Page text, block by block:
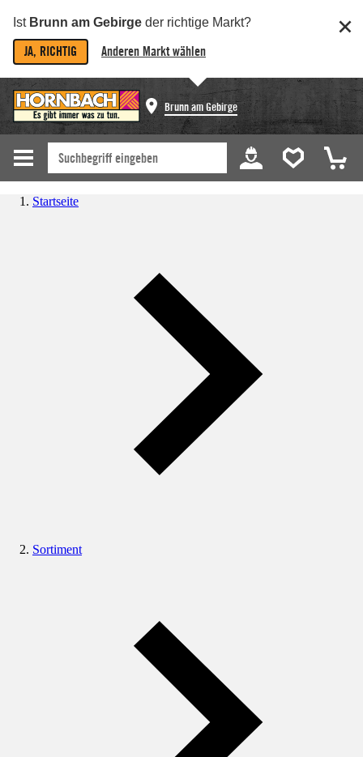
Ist Brunn am Gebirge der richtige Markt?
JA, RICHTIG Anderen Markt wählen
Brunn am Gebirge
Startseite
Sortiment